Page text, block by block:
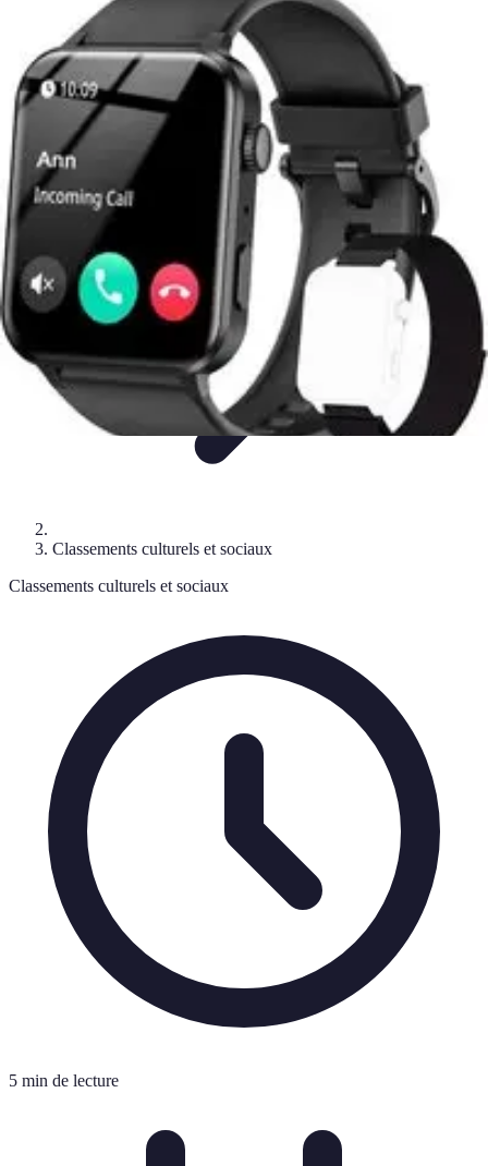
Classement Culturel
Tendances ConseilsTop
Classement Culturel
Classements culturels et sociaux
Classements culturels et sociaux
5 min de lecture